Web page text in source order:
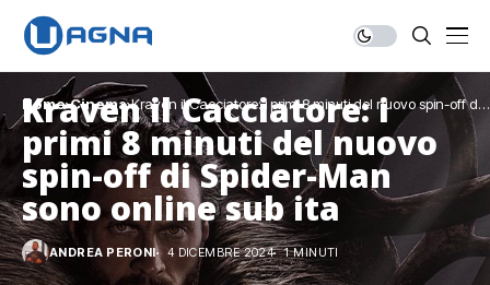
Home Cinema Kraven il Cacciatore: i primi 8 minuti del nuovo spin-off di
Spider-Man sono online sub ita
Kraven il Cacciatore: i
primi 8 minuti del nuovo
spin-off di Spider-Man
sono online sub ita
ANDREA PERONI 4 DICEMBRE 2024 1 MINUTI